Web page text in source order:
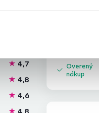
4,8
4,7
4,8
4,6
4,8
Veĺká
Recenzia pre
Overený
nákup